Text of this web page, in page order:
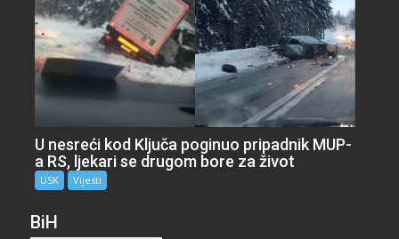
U nesreći kod Ključa poginuo pripadnik MUP-
a RS, ljekari se drugom bore za život
USK Vijesti
BiH